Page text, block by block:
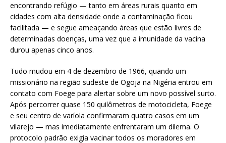
encontrando refúgio — tanto em áreas rurais quanto em
cidades com alta densidade onde a contaminação ficou
facilitada — e segue ameaçando áreas que estão livres de
determinadas doenças, uma vez que a imunidade da vacina
durou apenas cinco anos.
Tudo mudou em 4 de dezembro de 1966, quando um
missionário na região sudeste de Ogoja na Nigéria entrou em
contato com Foege para alertar sobre um novo possível surto.
Após percorrer quase 150 quilômetros de motocicleta, Foege
e seu centro de varíola confirmaram quatro casos em um
vilarejo — mas imediatamente enfrentaram um dilema. O
protocolo padrão exigia vacinar todos os moradores em